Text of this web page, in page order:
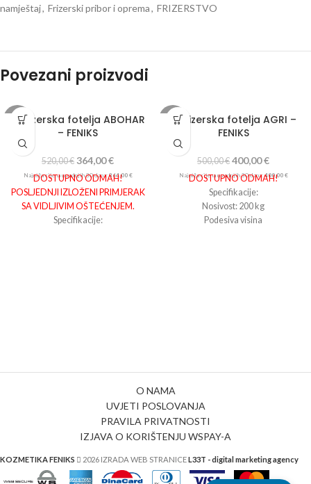
namještaj, Frizerski pribor i oprema, FRIZERSTVO
Povezani proizvodi
-30%
A Frizerska fotelja ABOHAR
– FENIKS
520,00€ 364,00€
Najniža cijena u zadnjih 30 dana:364,00 €
DOSTUPNO ODMAH!
POSLJEDNJI IZLOŽENI PRIMJERAK
SA VIDLJIVIM OŠTEĆENJEM.
Specifikacije:
-20%
A Frizerska fotelja AGRI –
FENIKS
500,00€ 400,00€
Najniža cijena u zadnjih 30 dana:400,00 €
DOSTUPNO ODMAH!
Specifikacije:
Nosivost: 200 kg
Podesiva visina
O NAMA
UVJETI POSLOVANJA
PRAVILA PRIVATNOSTI
IZJAVA O KORIŠTENJU WSPAY-A
KOZMETIKA FENIKS 2026 IZRADA WEB STRANICEL33T - digital marketing agency